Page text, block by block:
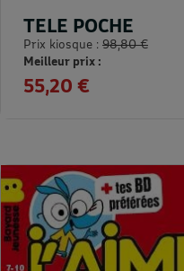
TELE POCHE
Prix kiosque : 98,80 €
Meilleur prix :
55,20 €